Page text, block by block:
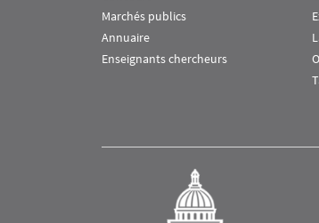
Marchés publics
Annuaire
Enseignants chercheurs